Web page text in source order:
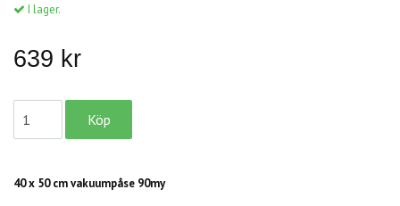
I lager.
639 kr
40 x 50 cm vakuumpåse 90my